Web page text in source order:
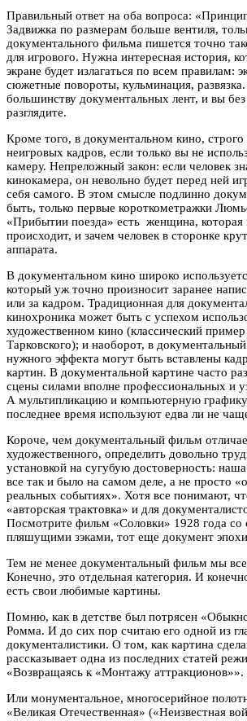
Правильный ответ на оба вопроса:
Задвижка по размерам больше вентиля,
документального фильма пишется точно
для игрового. Нужна интересная история,
экране будет излагаться по всем правилам:
сюжетные повороты, кульминация,
большинству документальных лент, и вы без
разглядите.
Кроме того, в документальном кино, строго
неигровых кадров, если только вы не
камеру. Непреложный закон: если человек
кинокамера, он невольно будет перед ней
себя самого. В этом смысле подлинно
быть, только первые короткометражки
«Прибытии поезда» есть женщина, которая
происходит, и зачем человек в сторонке
аппарата.
В документальном кино широко
который уж точно произносит заранее
или за кадром. Традиционная для
кинохроника может быть с успехом
художественном кино (классический
Тарковского); и наоборот, в
нужного эффекта могут быть вставлены
картин. В документальной картине часто
сцены силами вполне профессиональных и
А мультипликацию и компьютерную
последнее время используют едва ли не
Короче, чем документальный фильм
художественного, определить довольно
установкой на сугубую достоверность:
все так и было на самом деле, а не просто
реальных событиях». Хотя все понимают,
«авторская трактовка» и для
Посмотрите фильм «Соловки» 1928 года со
пляшущими зэками, тот еще документ
Тем не менее документальный фильм мы
Конечно, это отдельная категория. И
есть свои любимые картины.
Помню, как в детстве был потрясен
Ромма. И до сих пор считаю его одной из
документалистики. О том, как картина
рассказывает одна из последних статей
«Возвращаясь к «Монтажу аттракционов»».
Или монументальное, многосерийное
«Великая Отечественная» («Неизвестная